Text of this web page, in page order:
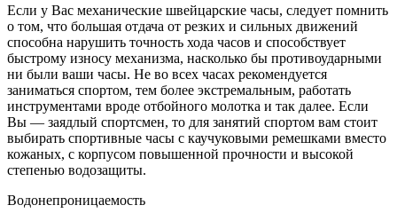
Если у Вас механические швейцарские часы, следует помнить
о том, что большая отдача от резких и сильных движений
способна нарушить точность хода часов и способствует
быстрому износу механизма, насколько бы противоударными
ни были ваши часы. Не во всех часах рекомендуется
заниматься спортом, тем более экстремальным, работать
инструментами вроде отбойного молотка и так далее. Если
Вы — заядлый спортсмен, то для занятий спортом вам стоит
выбирать спортивные часы с каучуковыми ремешками вместо
кожаных, с корпусом повышенной прочности и высокой
степенью водозащиты.
Водонепроницаемость